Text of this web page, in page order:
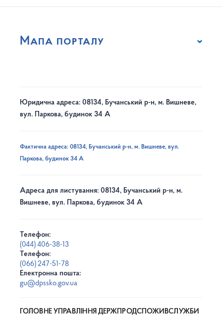
Мапа порталу
Юридична адреса: 08134, Бучанський р-н, м. Вишневе,
вул. Паркова, будинок 34 А
Фактична адреса: 08134, Бучанський р-н, м. Вишневе, вул.
Паркова, будинок 34 А
Адреса для листування: 08134, Бучанський р-н, м.
Вишневе, вул. Паркова, будинок 34 А
Телефон:
(044) 406-38-13
Телефон:
(066) 247-51-78
Електронна пошта:
gu@dpssko.gov.ua
ГОЛОВНЕ УПРАВЛІННЯ ДЕРЖПРОДСПОЖИВСЛУЖБИ